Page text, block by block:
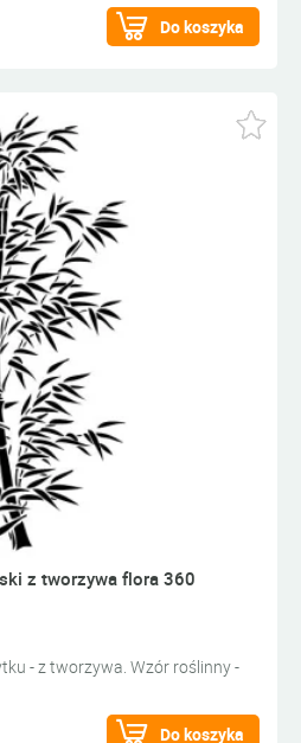
Do koszyka
z tworzywa flora 360
- z tworzywa. Wzór roślinny -
Do koszyka